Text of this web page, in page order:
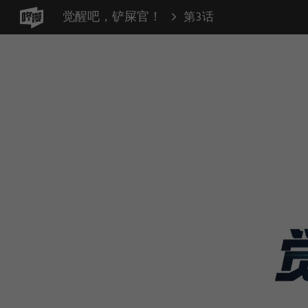
觉醒吧，铲屎官！ 第3话